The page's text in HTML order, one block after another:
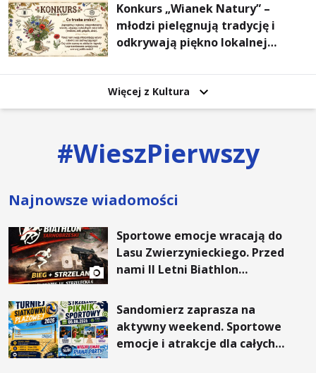
Konkurs „Wianek Natury” –
młodzi pielęgnują tradycję i
odkrywają piękno lokalnej
Więcej z Kultura
#WieszPierwszy
Najnowsze wiadomości
Sportowe emocje wracają do
Lasu Zwierzynieckiego. Przed
nami II Letni Biathlon
Sandomierz zaprasza na
aktywny weekend. Sportowe
emocje i atrakcje dla całych